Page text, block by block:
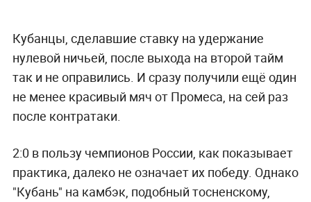
Кубанцы, сделавшие ставку на удержание
нулевой ничьей, после выхода на второй тайм
так и не оправились. И сразу получили ещё один
не менее красивый мяч от Промеса, на сей раз
после контратаки.
2:0 в пользу чемпионов России, как показывает
практика, далеко не означает их победу. Однако
"Кубань" на камбэк, подобный тосненскому,